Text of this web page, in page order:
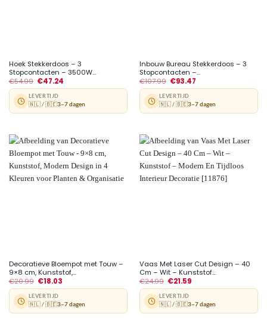
Hoek Stekkerdoos – 3
Stopcontacten – 3500W...
€54.99 €47.24
LEVERTIJD
🇳🇱 / 🇧🇪3–7 dagen
Inbouw Bureau Stekkerdoos – 3
Stopcontacten –...
€107.99 €93.47
LEVERTIJD
🇳🇱 / 🇧🇪3–7 dagen
Decoratieve Bloempot met Touw –
9×8 cm, Kunststof,...
€20.99 €18.03
LEVERTIJD
🇳🇱 / 🇧🇪3–7 dagen
Vaas Met Laser Cut Design – 40
Cm – Wit – Kunststof...
€24.99 €21.59
LEVERTIJD
🇳🇱 / 🇧🇪3–7 dagen